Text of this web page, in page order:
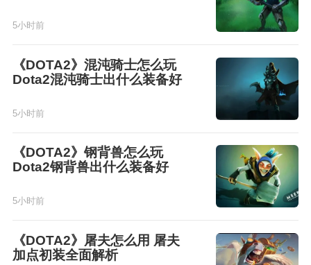
5小时前
《DOTA2》混沌骑士怎么玩
Dota2混沌骑士出什么装备好
5小时前
《DOTA2》钢背兽怎么玩
Dota2钢背兽出什么装备好
5小时前
《DOTA2》屠夫怎么用 屠夫
加点初装全面解析